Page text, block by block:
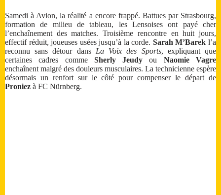
Samedi à Avion, la réalité a encore frappé. Battues par Strasbourg,
formation de milieu de tableau, les Lensoises ont payé cher
l’enchaînement des matches. Troisième rencontre en huit jours,
effectif réduit, joueuses usées jusqu’à la corde. Sarah M’Barek l’a
reconnu sans détour dans La Voix des Sports, expliquant que
certaines cadres comme Sherly Jeudy ou Naomie Vagre
enchaînent malgré des douleurs musculaires. La technicienne espère
désormais un renfort sur le côté pour compenser le départ de
Proniez à FC Nürnberg.